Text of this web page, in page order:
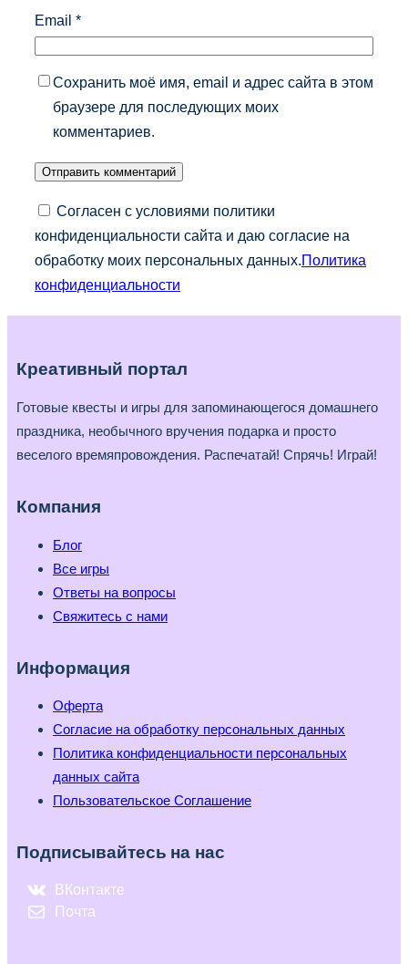
Email *
Сохранить моё имя, email и адрес сайта в этом
браузере для последующих моих
комментариев.
Согласен с условиями политики
конфиденциальности сайта и даю согласие на
обработку моих персональных данных. Политика
конфиденциальности
Креативный портал
Готовые квесты и игры для запоминающегося домашнего
праздника, необычного вручения подарка и просто
веселого времяпровождения. Распечатай! Спрячь! Играй!
Компания
Блог
Все игры
Ответы на вопросы
Свяжитесь с нами
Информация
Оферта
Согласие на обработку персональных данных
Политика конфиденциальности персональных
данных сайта
Пользовательское Соглашение
Подписывайтесь на нас
ВКонтакте
Почта